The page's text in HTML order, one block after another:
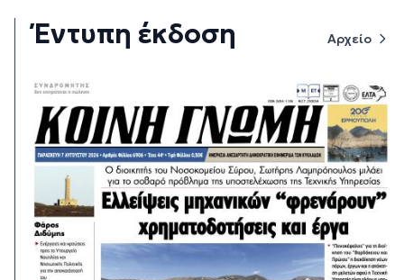
Έντυπη έκδοση Αρχείο